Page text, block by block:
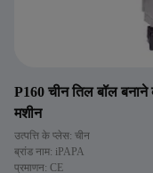
P160 चीन तिल बॉल
मशीन
उत्पत्ति के प्लेस: चीन
ब्रांड नाम: iPAPA
प्रमाणन: CE